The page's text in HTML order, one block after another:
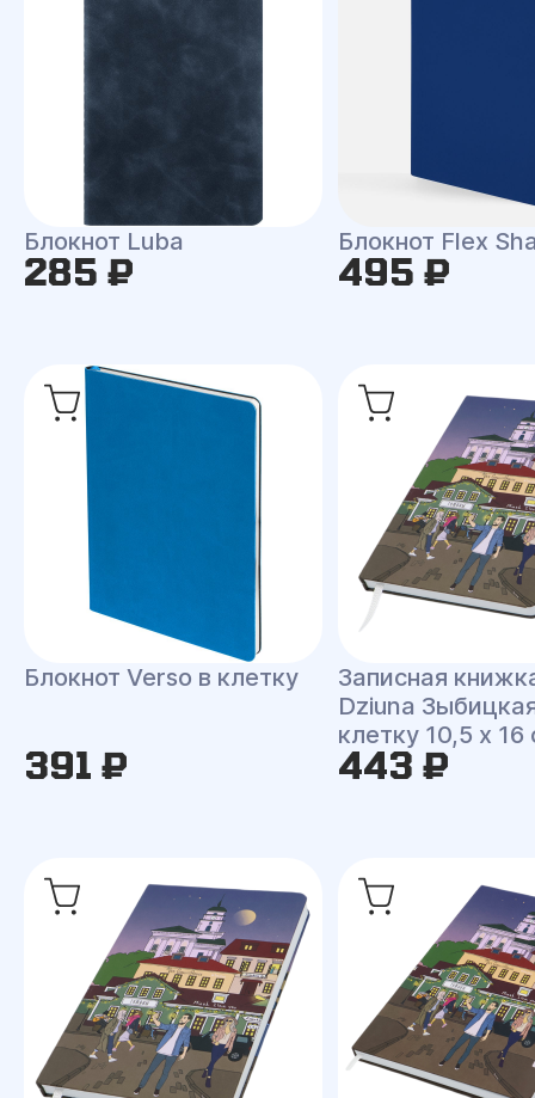
Блокнот Luba
285 ₽
Блокнот Flex
495 ₽
Блокнот Verso в клетку
391 ₽
Записная
Dziuna
клетку 10,5 x 16
443 ₽